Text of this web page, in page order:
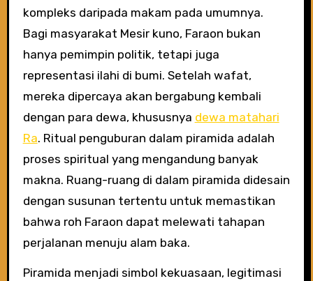
kompleks daripada makam pada umumnya.
Bagi masyarakat Mesir kuno, Faraon bukan
hanya pemimpin politik, tetapi juga
representasi ilahi di bumi. Setelah wafat,
mereka dipercaya akan bergabung kembali
dengan para dewa, khususnya dewa matahari
Ra. Ritual penguburan dalam piramida adalah
proses spiritual yang mengandung banyak
makna. Ruang-ruang di dalam piramida didesain
dengan susunan tertentu untuk memastikan
bahwa roh Faraon dapat melewati tahapan
perjalanan menuju alam baka.
Piramida menjadi simbol kekuasaan, legitimasi